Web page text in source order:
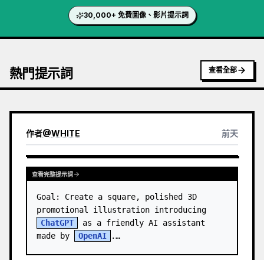
30,000+ 免費圖像、影片提示詞
熱門提示詞 查看全部
作者@WHITE 前天
查看完整提示詞
Goal: Create a square, polished 3D
ChatGPT
as a friendly AI assistant
made by
OpenAI .